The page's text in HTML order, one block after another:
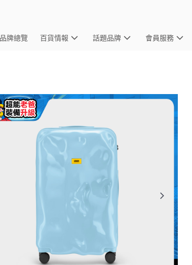
品牌總覽 百貨情報 話題品牌 會員服務